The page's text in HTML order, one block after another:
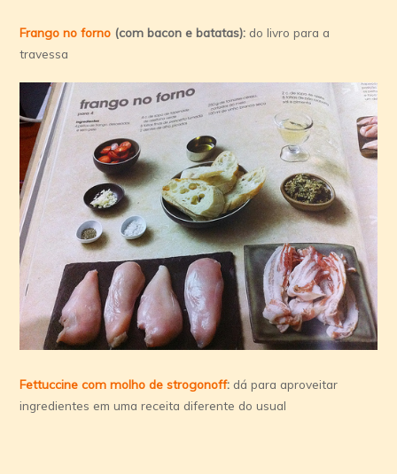
Frango no forno (com bacon e batatas):do livro para a
travessa
Fettuccine com molho de strogonoff:dá para aproveitar
ingredientes em uma receita diferente do usual